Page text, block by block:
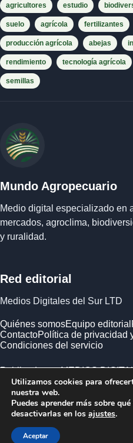
agricultores estudio
suelo agrícola fertilizantes
producción agrícola abejas
rendimiento tecnología agrícola
semillas
Mundo Agropecuario
Medio digital especializado en
mercados, agroclima,
y ruralidad.
Red editorial
Medios Digitales del Sur LTD
Quiénes somosEquipo editorial
ContactoPolítica de privacidad
Condiciones del servicio
Publicado por MEDIOS
Empresa registrada en
Utilizamos cookies para
nuestra web.
Puedes aprender más sobre
desactivarlas en los ajustes.
Aceptar